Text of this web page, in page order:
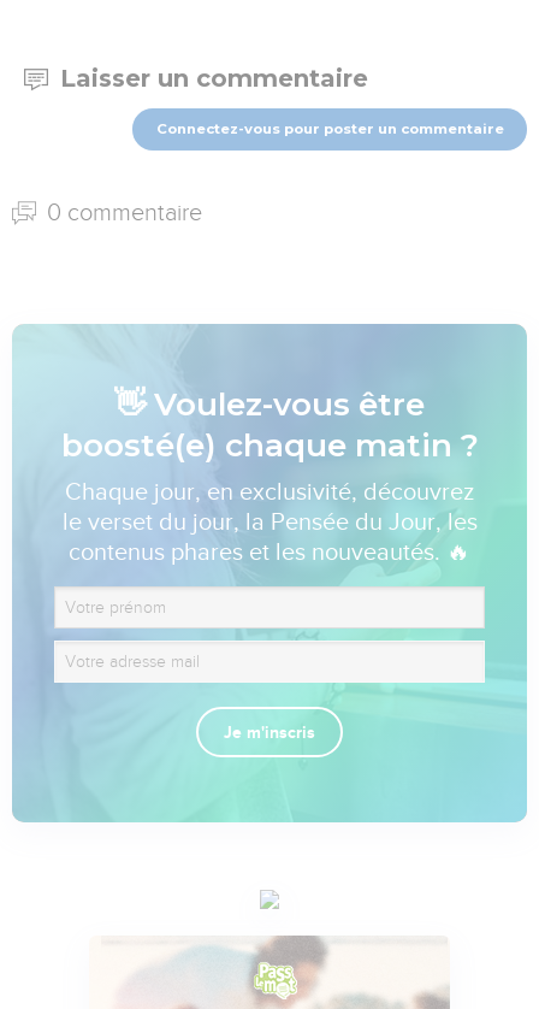
Laisser un commentaire
Connectez-vous pour poster un commentaire
0 commentaire
👋 Voulez-vous être
boosté(e) chaque matin ?
Chaque jour, en exclusivité, découvrez
le verset du jour, la Pensée du Jour, les
contenus phares et les nouveautés. 🔥
Je m'inscris